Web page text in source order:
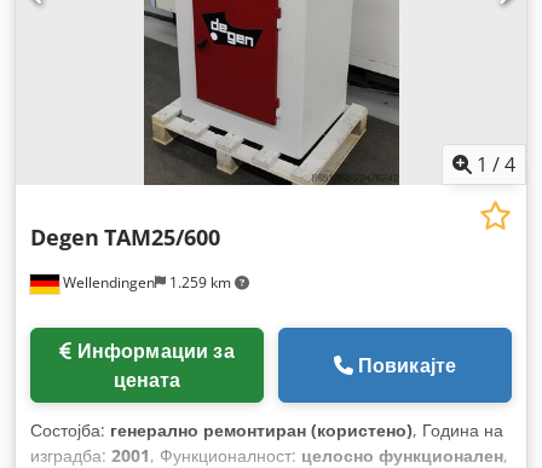
1 /4
Wellendingen 1.259 km
Degen TAM25/600
цената
Повикајте
Состојба: генерално ремонтиран (користено), Година на
изградба: 2001, Функционалност: целосно функционален,